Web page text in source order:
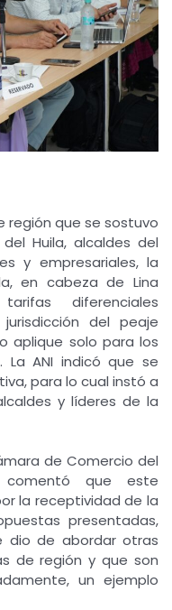
región que se sostuvo
Huila, alcaldes del
y empresariales, la
en cabeza de Lina
diferenciales
del peaje
aplique solo para los
La ANI indicó que se
para lo cual instó a
y líderes de la
de Comercio del
comentó que este
la receptividad de la
presentadas,
dio de abordar otras
de región y que son
un ejemplo